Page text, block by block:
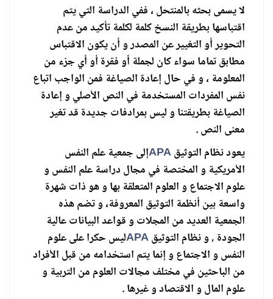
لا يسمى بحثه بالمنتحل ، ففي الدراسة التي يتم
اقتباسها بطريقة النسخ كلمة لكلمة تأكيد من عدم
التحوير أو التغيير عن المصدر و أن يكون الاقتباس
مطابق تماما سواء كان لجملة أو فقرة أو أي جزء من
المعلومة ، و في حال إعادة الصياغة فمن الواجب اتباع
نفس المفردات المستخدمة في النص الأصلي و إعادة
الصياغة بطريقتنا و ليس بمرادفات جديدة قد تغير
معنى النص .
يعود نظام التوثيقAPAإلى جمعية علم النفس
الأمريكية و المختصة في مجال دراسة علم النفس و
علوم الاجتماع و العلوم المتعلقة بها و هو ذات شهرة
واسعة بين أنظمة التوثيق المعروفة، و تضم هذه
الجمعية العديد من المجلات و قواعد البيانات عالية
الجودة , و نظام التوثيقAPAليس حكرا على علوم
النفس و الاجتماع و إنما يتم استخدامه من قبل الأفراد
من الباحثين في مختلف مجالات العلوم من التربية و
علوم المال و الاقتصاد و غيرها .